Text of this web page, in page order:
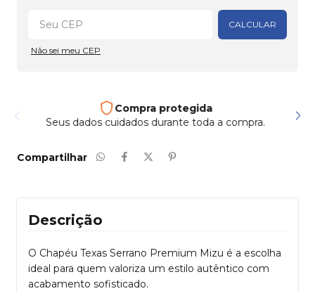
Alterar CEP
CALCULAR
Não sei meu CEP
Compra protegida
Seus dados cuidados durante toda a compra.
Compartilhar
Descrição
O Chapéu Texas Serrano Premium Mizu é a escolha
ideal para quem valoriza um estilo autêntico com
acabamento sofisticado.